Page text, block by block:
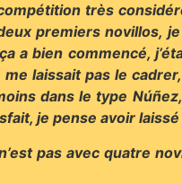
très
premiers
a bien commencé,
laissait pas le
dans le type
je pense avoir
pas avec quatre